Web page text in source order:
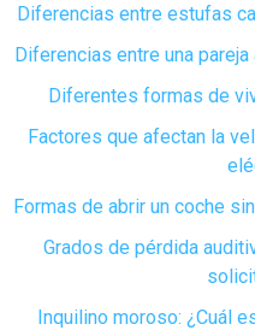
Diferencias entre estufas
Diferencias entre una
Diferentes formas de
Factores que afectan la
Formas de abrir un coche
Grados de pérdida
Inquilino moroso: ¿Cuál